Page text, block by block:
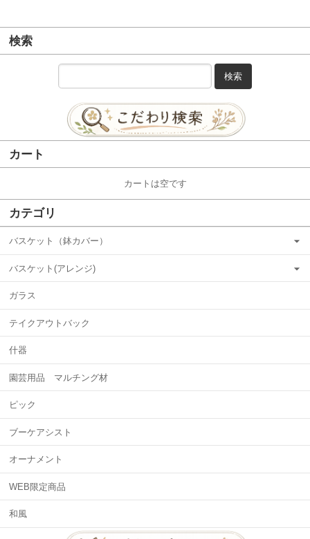
検索
検索
カート
カートは空です
カテゴリ
バスケット（鉢カバー）
バスケット(アレンジ)
ガラス
テイクアウトバック
什器
園芸用品 マルチング材
ピック
ブーケアシスト
オーナメント
WEB限定商品
和風